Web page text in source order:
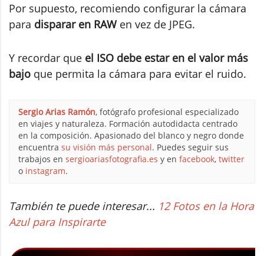
Por supuesto, recomiendo configurar la cámara
para disparar en RAWen vez de JPEG.
Y recordar que el ISO debe estar en el valor más
bajo que permita la cámara para evitar el ruido.
Sergio Arias Ramón, fotógrafo profesional especializado
en viajes y naturaleza. Formación autodidacta centrado
en la composición. Apasionado del blanco y negro donde
encuentra su visión más personal. Puedes seguir sus
trabajos en sergioariasfotografia.es y en facebook, twitter
o instagram.
También te puede interesar... 12 Fotos en la Hora
Azul para Inspirarte